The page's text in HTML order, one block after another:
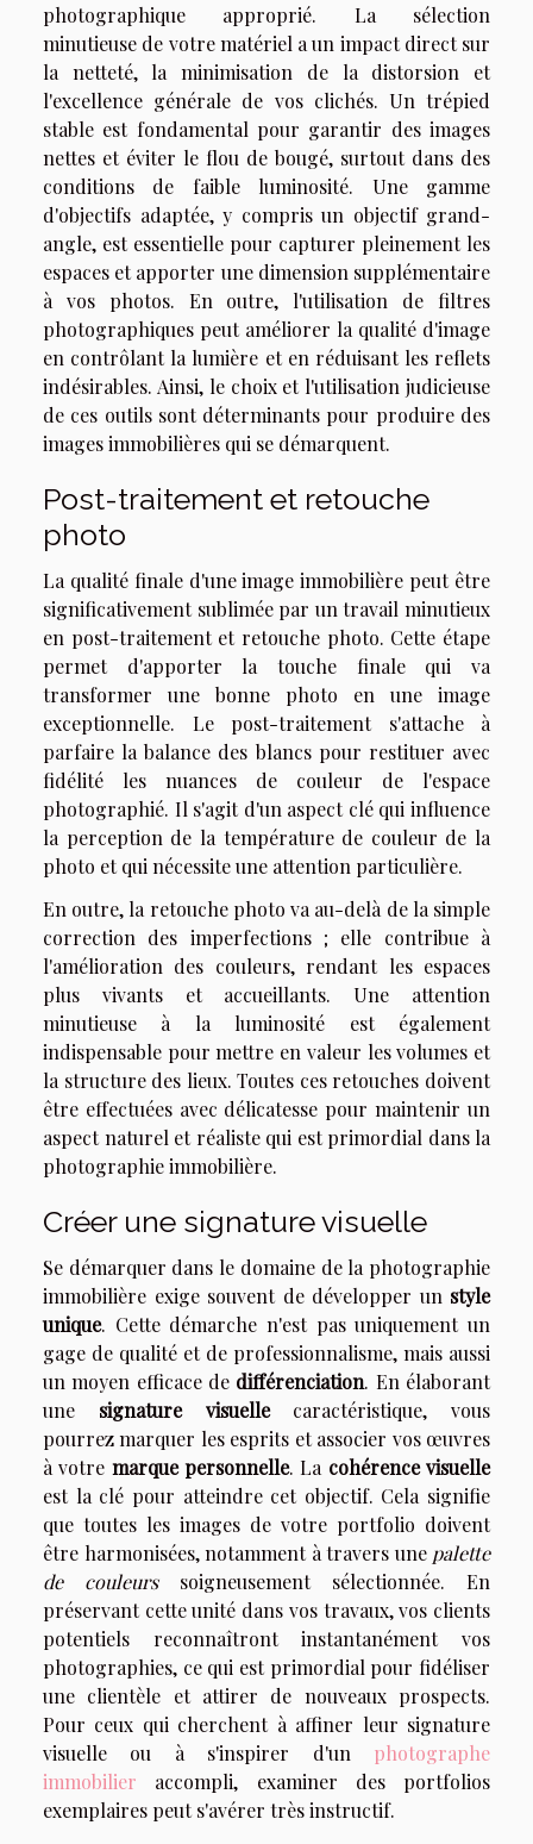
photographique approprié. La sélection
minutieuse de votre matériel a un impact direct sur
la netteté, la minimisation de la distorsion et
l'excellence générale de vos clichés. Un trépied
stable est fondamental pour garantir des images
nettes et éviter le flou de bougé, surtout dans des
conditions de faible luminosité. Une gamme
d'objectifs adaptée, y compris un objectif grand-
angle, est essentielle pour capturer pleinement les
espaces et apporter une dimension supplémentaire
à vos photos. En outre, l'utilisation de filtres
photographiques peut améliorer la qualité d'image
en contrôlant la lumière et en réduisant les reflets
indésirables. Ainsi, le choix et l'utilisation judicieuse
de ces outils sont déterminants pour produire des
images immobilières qui se démarquent.
Post-traitement et retouche
photo
La qualité finale d'une image immobilière peut être
significativement sublimée par un travail minutieux
en post-traitement et retouche photo. Cette étape
permet d'apporter la touche finale qui va
transformer une bonne photo en une image
exceptionnelle. Le post-traitement s'attache à
parfaire la balance des blancs pour restituer avec
fidélité les nuances de couleur de l'espace
photographié. Il s'agit d'un aspect clé qui influence
la perception de la température de couleur de la
photo et qui nécessite une attention particulière.
En outre, la retouche photo va au-delà de la simple
correction des imperfections ; elle contribue à
l'amélioration des couleurs, rendant les espaces
plus vivants et accueillants. Une attention
minutieuse à la luminosité est également
indispensable pour mettre en valeur les volumes et
la structure des lieux. Toutes ces retouches doivent
être effectuées avec délicatesse pour maintenir un
aspect naturel et réaliste qui est primordial dans la
photographie immobilière.
Créer une signature visuelle
Se démarquer dans le domaine de la photographie
immobilière exige souvent de développer un style
unique. Cette démarche n'est pas uniquement un
gage de qualité et de professionnalisme, mais aussi
un moyen efficace de différenciation. En élaborant
une signature visuellecaractéristique, vous
pourrez marquer les esprits et associer vos œuvres
à votre marque personnelle. La cohérence visuelle
est la clé pour atteindre cet objectif. Cela signifie
que toutes les images de votre portfolio doivent
être harmonisées, notamment à travers une palette
de couleurssoigneusement sélectionnée. En
préservant cette unité dans vos travaux, vos clients
potentiels reconnaîtront instantanément vos
photographies, ce qui est primordial pour fidéliser
une clientèle et attirer de nouveaux prospects.
Pour ceux qui cherchent à affiner leur signature
visuelle ou à s'inspirer d'un photographe
immobilier accompli, examiner des portfolios
exemplaires peut s'avérer très instructif.